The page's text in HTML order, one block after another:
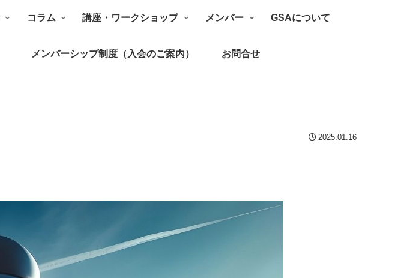
コラム 講座・ワークショップ メンバー GSAについて
メンバーシップ制度（入会のご案内） お問合せ
2025.01.16